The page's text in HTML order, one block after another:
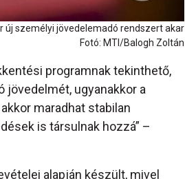
új személyi jövedelemadó rendszert akar
Fotó: MTI/Balogh Zoltán
programnak tekinthető,
jövedelmét, ugyanakkor a
maradhat stabilan
is társulnak hozzá” –
alapján készült, mivel